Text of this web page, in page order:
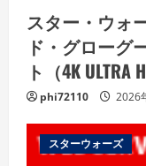
スター・ウォ
ド・グローグ
ト（4K ULTRA
phi72110 2026
スターウォーズ